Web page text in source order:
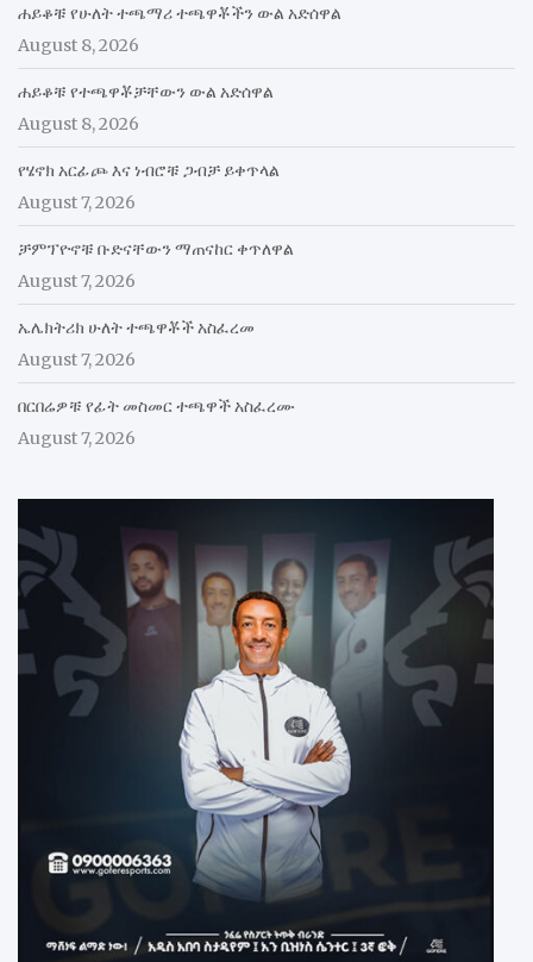
ሐይቆቹ የሁለት ተጫማሪ ተጫዋቾችን ውል አድሰዋል
August 8, 2026
ሐይቆቹ የተጫዋቾቻቸውን ውል አድሰዋል
August 8, 2026
የሄኖክ አርፊጮ እና ነብሮቹ ጋብቻ ይቀጥላል
August 7, 2026
ቻምፕዮኖቹ ቡድናቸውን ማጠናከር ቀጥለዋል
August 7, 2026
ኤሌክትሪክ ሁለት ተጫዋቾች አስፈረመ
August 7, 2026
በርበሬዎቹ የፊት መስመር ተጫዋች አስፈረሙ
August 7, 2026